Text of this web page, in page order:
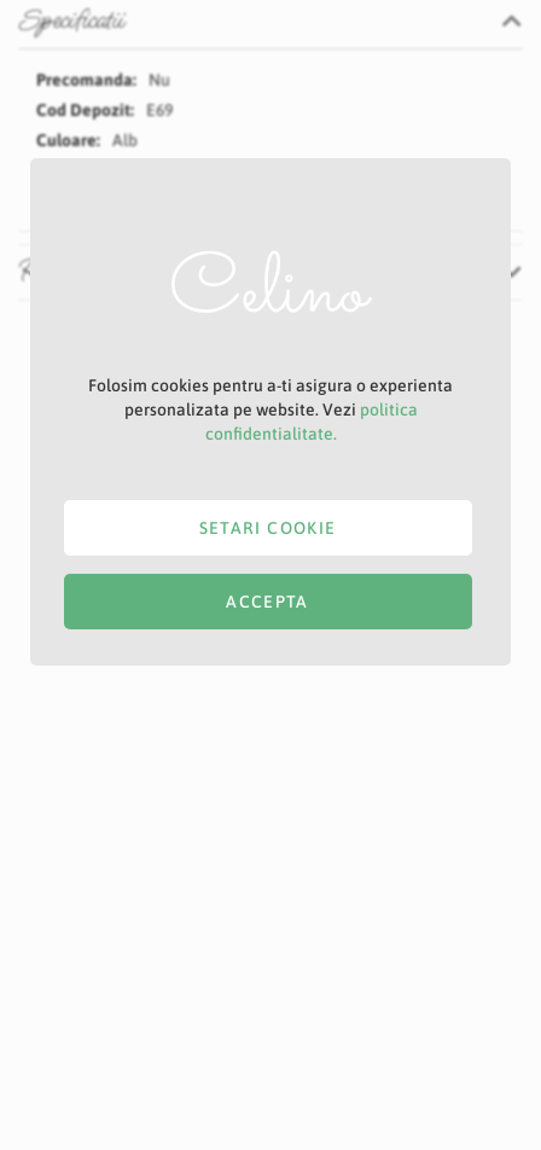
Specificatii
Specificatii
Nu
E69
Alb
Recenzii
Folosim cookies pentru a-ti asigura o experienta
personalizata pe website. Vezi politica
confidentialitate.
ACCEPTA
SETARI COOKIE